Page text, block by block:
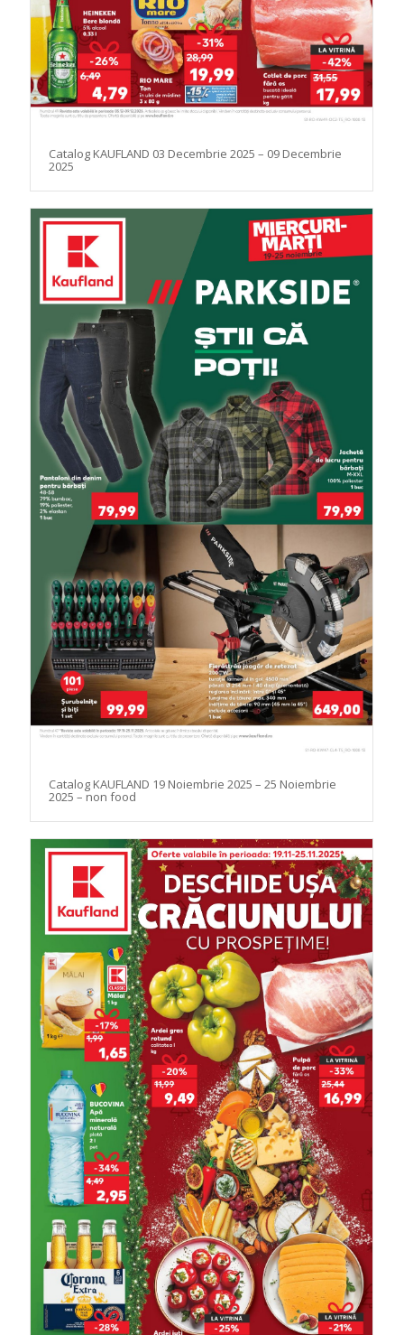
Catalog KAUFLAND 03 Decembrie 2025 – 09 Decembrie
2025
Catalog KAUFLAND 19 Noiembrie 2025 – 25 Noiembrie
2025 – non food